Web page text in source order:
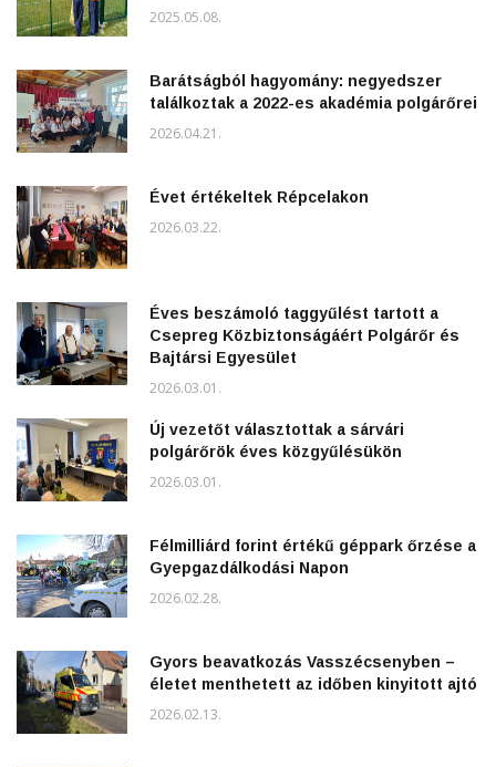
2025.05.08.
Barátságból hagyomány: negyedszer
találkoztak a 2022-es akadémia polgárőrei
2026.04.21.
Évet értékeltek Répcelakon
2026.03.22.
Éves beszámoló taggyűlést tartott a
Csepreg Közbiztonságáért Polgárőr és
Bajtársi Egyesület
2026.03.01.
Új vezetőt választottak a sárvári
polgárőrök éves közgyűlésükön
2026.03.01.
Félmilliárd forint értékű géppark őrzése a
Gyepgazdálkodási Napon
2026.02.28.
Gyors beavatkozás Vasszécsenyben –
életet menthetett az időben kinyitott ajtó
2026.02.13.